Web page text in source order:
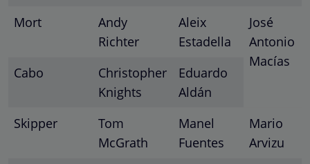
Mort
Andy
Richter
Aleix
Estadella
José
Antonio
Macías
Cabo
Christopher
Knights
Eduardo
Aldán
Skipper
Tom
McGrath
Manel
Fuentes
Mario
Arvizu